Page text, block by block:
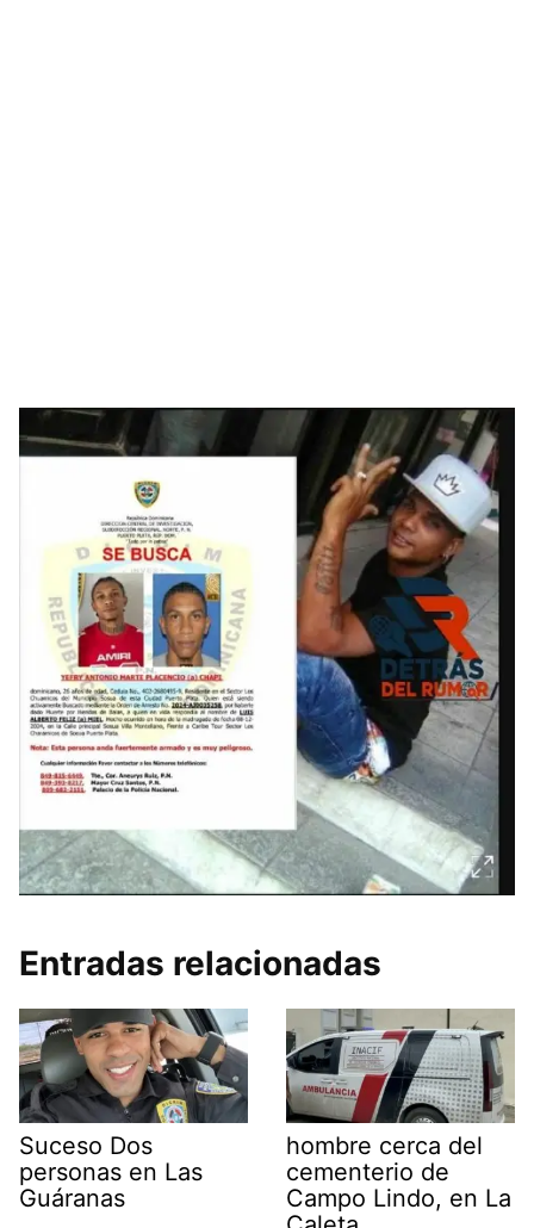
Entradas relacionadas
Suceso Dos
personas en Las
Guáranas
hombre cerca del
cementerio de
Campo Lindo, en La